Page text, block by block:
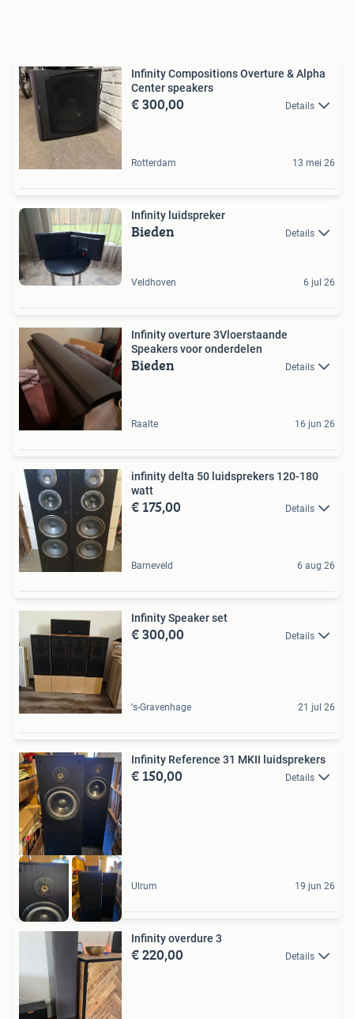
Infinity Compositions Overture & Alpha
Center speakers
€ 300,00 Details
Rotterdam 13 mei 26
Infinity luidspreker
Bieden Details
Veldhoven 6 jul 26
Infinity overture 3Vloerstaande
Speakers voor onderdelen
Bieden Details
Raalte 16 jun 26
infinity delta 50 luidsprekers 120-180
watt
€ 175,00 Details
Barneveld 6 aug 26
Infinity Speaker set
€ 300,00 Details
's-Gravenhage 21 jul 26
Infinity Reference 31 MKII luidsprekers
€ 150,00 Details
Ulrum 19 jun 26
Infinity overdure 3
€ 220,00 Details